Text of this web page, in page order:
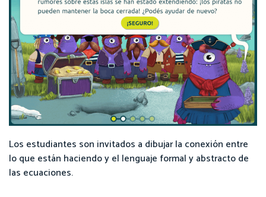
Los estudiantes son invitados a dibujar la conexión entre
lo que están haciendo y el lenguaje formal y abstracto de
las ecuaciones.